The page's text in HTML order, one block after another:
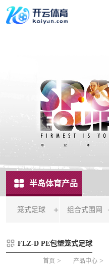
半岛体育产品
笼式足球
FLZ-B 夹芯板笼式足球
组合式围网
方管组合式围网
FLZ-D PE包塑笼式足球
首页 > 产品中心 >